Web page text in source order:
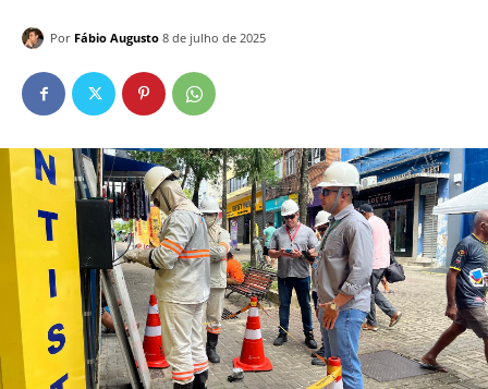
Por Fábio Augusto 8 de julho de 2025